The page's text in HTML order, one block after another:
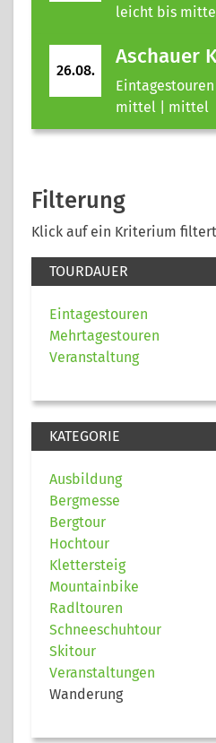
leicht bis
26.08.
Aschauer
Eintagestouren
mittel | mittel
Filterung
Klick auf ein Kriterium
TOURDAUER
Eintagestouren
Mehrtagestouren
Veranstaltung
KATEGORIE
Ausbildung
Bergmesse
Bergtour
Hochtour
Klettersteig
Mountainbike
Radltouren
Schneeschuhtour
Skitour
Veranstaltungen
Wanderung